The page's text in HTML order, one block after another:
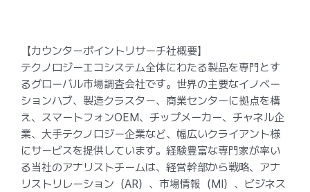
【カウンターポイントリサーチ社概要】
テクノロジーエコシステム全体にわたる製品を専門とす
るグローバル市場調査会社です。世界の主要なイノベー
ションハブ、製造クラスター、商業センターに拠点を構
え、スマートフォンOEM、チップメーカー、チャネル企
業、大手テクノロジー企業など、幅広いクライアント様
にサービスを提供しています。経験豊富な専門家が率い
る当社のアナリストチームは、経営幹部から戦略、アナ
リストリレーション（AR）、市場情報（MI）、ビジネス